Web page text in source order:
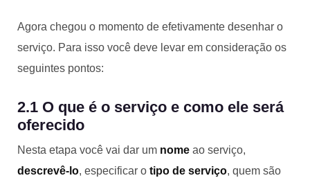
Agora chegou o momento de efetivamente desenhar o
serviço. Para isso você deve levar em consideração os
seguintes pontos:
2.1 O que é o serviço e como ele será
oferecido
Nesta etapa você vai dar um nome ao serviço,
descrevê-lo, especificar o tipo de serviço, quem são